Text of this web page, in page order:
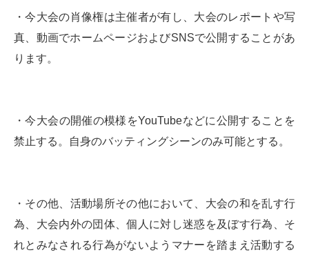
・今大会の肖像権は主催者が有し、大会のレポートや写
真、動画でホームページおよびSNSで公開することがあ
ります。
・今大会の開催の模様をYouTubeなどに公開することを
禁止する。自身のバッティングシーンのみ可能とする。
・その他、活動場所その他において、大会の和を乱す行
為、大会内外の団体、個人に対し迷惑を及ぼす行為、そ
れとみなされる行為がないようマナーを踏まえ活動する